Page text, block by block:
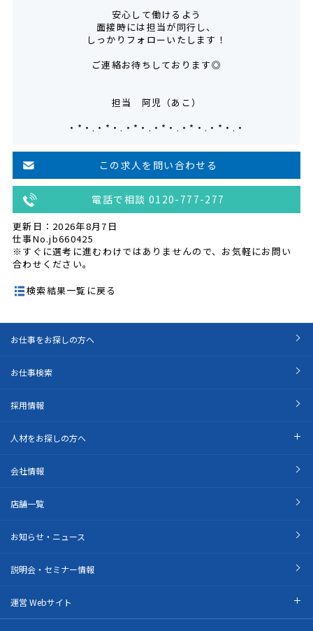
安心して働けるよう
面接時には担当が同行し、
しっかりフォローいたします！
ご連絡お待ちしております◎
担当 阿児（あこ）
・*・.・*・.・*・.・*・.・*・.・*・.・
この求人を問い合わせる
電話で相談 0120-777-277
更新日：2026年8月7日
仕事No.jb660425
※すぐに選考に進むわけではありませんので、お気軽にお問い
合わせください。
検索結果一覧に戻る
お仕事をお探しの方へ
お仕事検索
採用情報
人材をお探しの方へ
会社情報
店舗一覧
お知らせ・ニュース
説明会・セミナー情報
運営 Webサイト